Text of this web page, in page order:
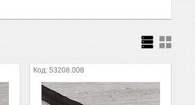
53208.008